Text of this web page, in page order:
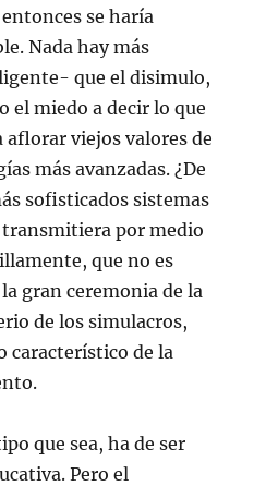
se haría
Nada hay más
que el disimulo,
el miedo a decir lo que
aflorar viejos valores de
más avanzadas. ¿De
sofisticados sistemas
por medio
que no es
gran ceremonia de la
de los simulacros,
característico de la
que sea, ha de ser
Pero el